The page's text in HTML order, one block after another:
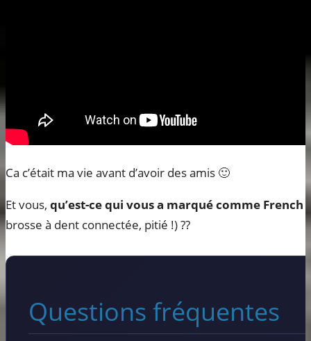
Ca c’était ma vie avant d’avoir des amis 🙂
Et vous, qu’est-ce qui vous a marqué comme
brosse à dent connectée, pitié !) ??
Questions fréquentes